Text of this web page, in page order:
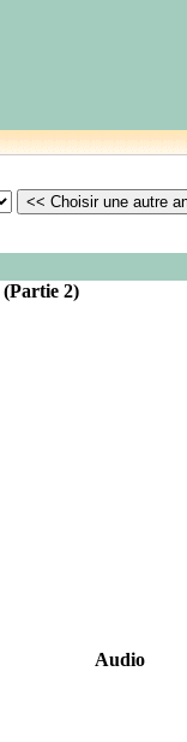
(Partie 2)
Audio